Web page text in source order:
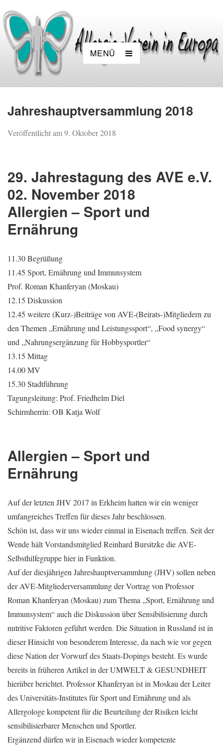
MENÜ
Jahreshauptversammlung 2018
Veröffentlicht am9. Oktober 2018
29. Jahrestagung des AVE e.V.
02. November 2018
Allergien – Sport und
Ernährung
11.30 Begrüßung
11.45 Sport, Ernährung und Immunsystem
Prof. Roman Khanferyan (Moskau)
12.15 Diskussion
12.45 weitere (Kurz-)Beiträge von AVE-(Beirats-)Mitgliedern zu
den Themen „Ernährung und Leistungssport“, „Food synergy“
und „Nahrungsergänzung für Hobbysportler“
13.15 Mittag
14.00 MV
15.30 Stadtführung
Tagungsleitung: Prof. Friedhelm Diel
Schirmherrin: OB Katja Wolf
Allergien – Sport und
Ernährung
Auf der letzten JHV 2017 in Erkheim hatten wir ein weniger
umfangreiches Treffen für dieses Jahr beschlossen.
Schön ist, dass wir uns wieder einmal in Eisenach treffen. Seit der
Wende hält Vorstandsmitglied Reinhard Bursitzke die AVE-
Selbsthilfegruppe hier in Funktion.
Auf der diesjährigen Jahreshauptversammlung (JHV) sollen neben
der AVE-Mitgliederversammlung der Vortrag von Professor
Roman Khanferyan (Moskau) zum Thema „Sport, Ernährung und
Immunsystem“ auch die Diskussion über Sensibilisierung durch
nutritive Faktoren geführt werden. Die Situation in Russland ist in
dieser Hinsicht von besonderem Interesse, da nach wie vor gegen
diese Nation der Vorwurf des Staats-Dopings besteht. Es wurde
bereits in früheren Artikel in der UMWELT & GESUNDHEIT
hierüber berichtet. Professor Khanferyan ist in Moskau der Leiter
des Universitäts-Institutes für Sport und Ernährung und als
Allergologe kompetent für die Beurteilung der Risiken leicht
sensibilisierbarer Menschen und Sportler.
Ergänzend dürfen wir in Eisenach wieder kompetente